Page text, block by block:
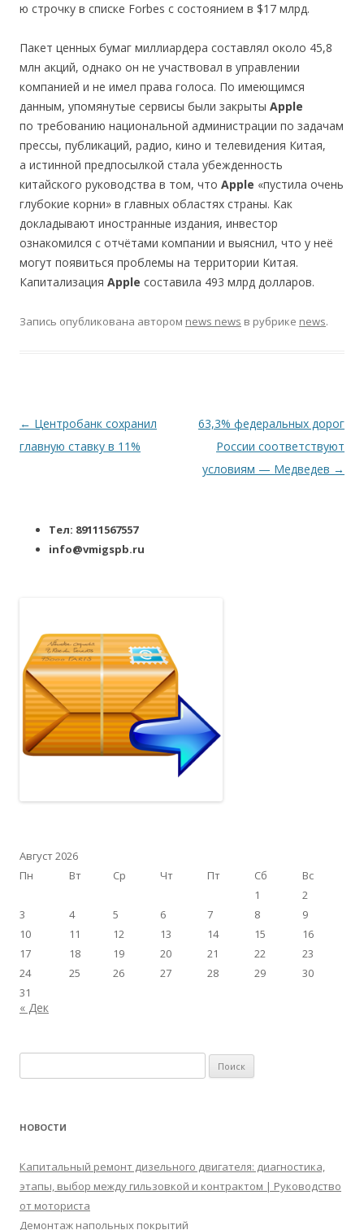
ю строчку в списке Forbes с состоянием в $17 млрд.
Пакет ценных бумаг миллиардера составлял около 45,8
млн акций, однако он не участвовал в управлении
компанией и не имел права голоса. По имеющимся
данным, упомянутые сервисы были закрыты Apple
по требованию национальной администрации по задачам
прессы, публикаций, радио, кино и телевидения Китая,
а истинной предпосылкой стала убежденность
китайского руководства в том, что Apple «пустила очень
глубокие корни» в главных областях страны. Как
докладывают иностранные издания, инвестор
ознакомился с отчётами компании и выяснил, что у неё
могут появиться проблемы на территории Китая.
Капитализация Apple составила 493 млрд долларов.
Запись опубликована автором news news в рубрике news.
Навигация по записям
← Центробанк сохранил
главную ставку в 11%
63,3% федеральных дорог
России соответствуют
условиям — Медведев →
Тел: 89111567557
info@vmigspb.ru
Август 2026
Пн
Вт Ср Чт Пт Сб
Вс
1
2
3
4 5 6 7 8
9
10
11 12 13 14 15
16
17
18 19 20 21 22
23
24
25 26 27 28 29
30
31
« Дек
НОВОСТИ
Капитальный ремонт дизельного двигателя: диагностика,
этапы, выбор между гильзовкой и контрактом | Руководство
от моториста
Демонтаж напольных покрытий